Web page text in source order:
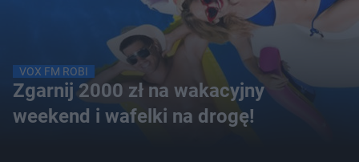
VOX FM ROBI
Zgarnij 2000 zł na wakacyjny
weekend i wafelki na drogę!